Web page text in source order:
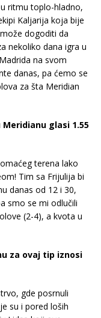
ritmu toplo-hladno,
Kaljarija koja bije
dogoditi da
nekoliko dana igra u
na svom
danas, pa ćemo se
za šta Meridian
glasi 1.55
terena lako
Tim sa Frijulija bi
danas od 12 i 30,
smo se mi odlučili
(2-4), a kvota u
za ovaj tip iznosi
gde posrnuli
su i pored loših